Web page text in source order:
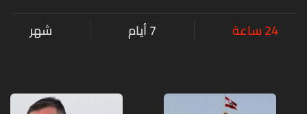
24 ساعة 7 أيام شهر